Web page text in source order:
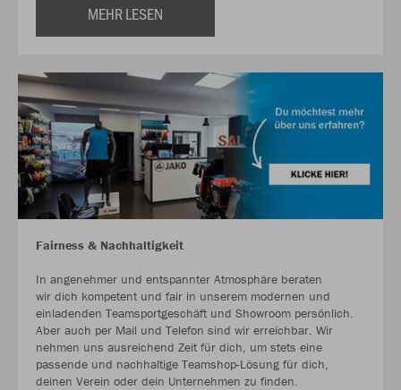
MEHR LESEN
Fairness & Nachhaltigkeit
In angenehmer und entspannter Atmosphäre beraten
wir dich kompetent und fair in unserem modernen und
einladenden Teamsportgeschäft und Showroom persönlich.
Aber auch per Mail und Telefon sind wir erreichbar. Wir
nehmen uns ausreichend Zeit für dich, um stets eine
passende und nachhaltige Teamshop-Lösung für dich,
deinen Verein oder dein Unternehmen zu finden.